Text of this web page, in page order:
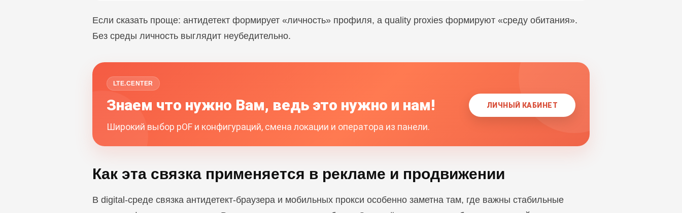
Если сказать проще: антидетект формирует «личность» профиля, а quality proxies формируют «среду обитания».
Без среды личность выглядит неубедительно.
LTE.CENTER
Знаем что нужно Вам, ведь это нужно и нам!
Широкий выбор pOF и конфигураций, смена локации и оператора из панели.
ЛИЧНЫЙ КАБИНЕТ
Как эта связка применяется в рекламе и продвижении
В digital-среде связка антидетект-браузера и мобильных прокси особенно заметна там, где важны стабильные